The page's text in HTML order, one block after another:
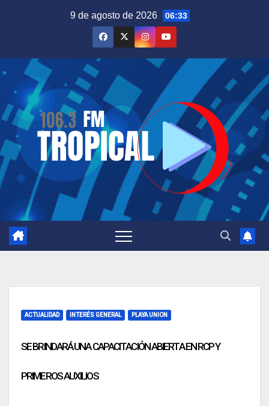
9 de agosto de 2026 06:33
ACTUALIDAD INTERÉS GENERAL PLAYA UNION
SE BRINDARÁ UNA CAPACITACIÓN ABIERTA EN RCP Y
PRIMEROS AUXILIOS